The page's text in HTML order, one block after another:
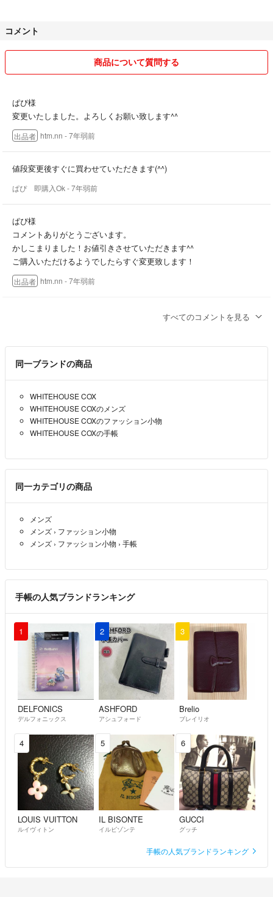
よろしくお願いいたします。
コメント
商品について質問する
ぱぴ様
変更いたしました。よろしくお願い致します^^
出品者 htm.nn - 7年弱前
値段変更後すぐに買わせていただきます(^^)
ぱぴ 即購入Ok- 7年弱前
ぱぴ様
コメントありがとうございます。
かしこまりました！お値引きさせていただきます^^
ご購入いただけるようでしたらすぐ変更致します！
出品者 htm.nn - 7年弱前
2500円にて購入させていただけないでしょうか？(^^)
ぱぴ 即購入Ok- 7年弱前
すべてのコメントを見る
同一ブランドの商品
WHITEHOUSE COX
WHITEHOUSE COXのメンズ
WHITEHOUSE COXのファッション小物
WHITEHOUSE COXの手帳
同一カテゴリの商品
メンズ
メンズ › ファッション小物
メンズ › ファッション小物 › 手帳
手帳の人気ブランドランキング
1
DELFONICS
デルフォニックス
2
ASHFORD
アシュフォード
3
Brelio
ブレイリオ
4
LOUIS VUITTON
ルイヴィトン
5
IL BISONTE
イルビゾンテ
6
GUCCI
グッチ
手帳の人気ブランドランキング